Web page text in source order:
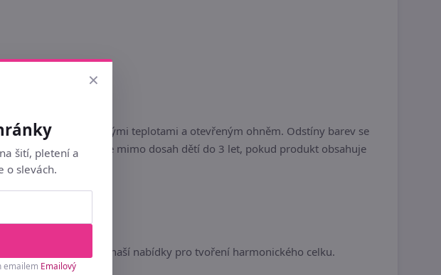
zářením, vysokými teplotami a otevřeným ohněm. Odstíny barev se
telefonu. Skladujte mimo dosah dětí do 3 let, pokud produkt obsahuje
prvky z naší nabídky pro tvoření harmonického celku.
×
šití, pletení a
o slevách.
emailem Emailový